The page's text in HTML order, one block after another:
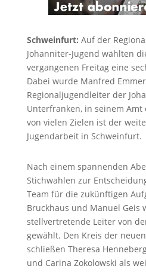
Schweinfurt: Auf der
Johanniter-Jugend wählten
vergangenen Freitag eine
Dabei wurde Manfred
Regionaljugendleiter der
Unterfranken, in seinem
von vielen Zielen ist der
Jugendarbeit in Schweinfurt.
Nach einem spannenden
Stichwahlen zur
Team für die zukünftigen
Bruckhaus und Manuel Geis
stellvertretende Leiter von
gewählt. Den Kreis der
schließen Theresa
und Carina Zokolowski als